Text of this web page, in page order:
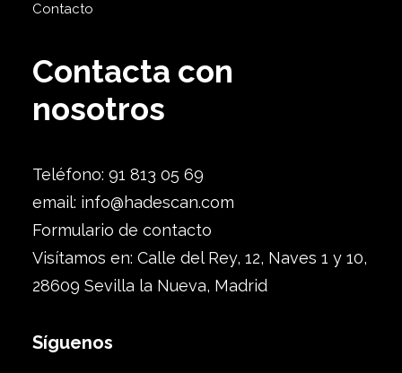
Contacto
Contacta con
nosotros
Teléfono: 91 813 05 69
email: info@hadescan.com
Formulario de contacto
Visítamos en: Calle del Rey, 12, Naves 1 y 10,
28609 Sevilla la Nueva, Madrid
Síguenos